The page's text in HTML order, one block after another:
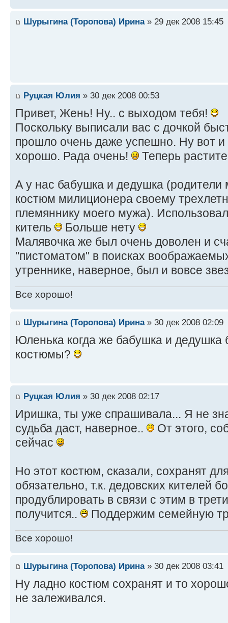
Шурыгина (Торопова) Ирина» 29 дек 2008 15:45
Руцкая Юлия » 30 дек 2008 00:53
Привет, Жень! Ну.. с выходом тебя!
Поскольку выписали вас с дочкой
прошло очень даже успешно. Ну вот и
хорошо. Рада очень!
Теперь
А у нас бабушка и дедушка
костюм милиционера своему
племяннику моего мужа).
китель
Больше нету
Малявочка же был очень доволен и
"пистоматом" в поисках
утреннике, наверное, был и вовсе
Все хорошо!
Шурыгина (Торопова) Ирина» 30 дек 2008 02:09
Юленька когда же бабушка и
костюмы?
Руцкая Юлия » 30 дек 2008 02:17
Иришка, ты уже спрашивала... Я не
судьба даст, наверное..
От этого,
сейчас
Но этот костюм, сказали, сохранят
обязательно, т.к. дедовских кителей
продублировать в связи с этим в
получится..
Поддержим семейную
Все хорошо!
Шурыгина (Торопова) Ирина» 30 дек 2008 03:41
Ну ладно костюм сохранят и то
не залеживался.